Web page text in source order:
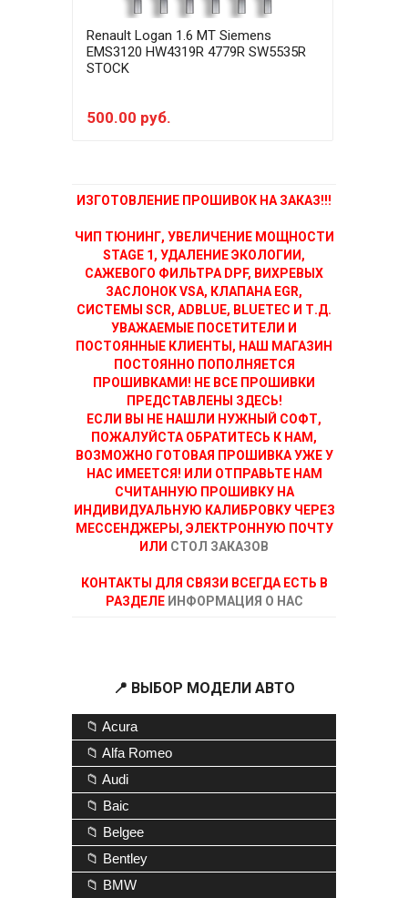
Renault Logan 1.6 MT Siemens
EMS3120 HW4319R 4779R SW5535R
STOCK
500.00 руб.
ИЗГОТОВЛЕНИЕ ПРОШИВОК НА ЗАКАЗ!!!
ЧИП ТЮНИНГ, УВЕЛИЧЕНИЕ МОЩНОСТИ
STAGE 1, УДАЛЕНИЕ ЭКОЛОГИИ,
САЖЕВОГО ФИЛЬТРА DPF, ВИХРЕВЫХ
ЗАСЛОНОК VSA, КЛАПАНА EGR,
СИСТЕМЫ SCR, ADBLUE, BLUETEC И Т.Д.
УВАЖАЕМЫЕ ПОСЕТИТЕЛИ И
ПОСТОЯННЫЕ КЛИЕНТЫ, НАШ МАГАЗИН
ПОСТОЯННО ПОПОЛНЯЕТСЯ
ПРОШИВКАМИ! НЕ ВСЕ ПРОШИВКИ
ПРЕДСТАВЛЕНЫ ЗДЕСЬ!
ЕСЛИ ВЫ НЕ НАШЛИ НУЖНЫЙ СОФТ,
ПОЖАЛУЙСТА ОБРАТИТЕСЬ К НАМ,
ВОЗМОЖНО ГОТОВАЯ ПРОШИВКА УЖЕ У
НАС ИМЕЕТСЯ! ИЛИ ОТПРАВЬТЕ НАМ
СЧИТАННУЮ ПРОШИВКУ НА
ИНДИВИДУАЛЬНУЮ КАЛИБРОВКУ ЧЕРЕЗ
МЕССЕНДЖЕРЫ, ЭЛЕКТРОННУЮ ПОЧТУ
ИЛИ СТОЛ ЗАКАЗОВ
КОНТАКТЫ ДЛЯ СВЯЗИ ВСЕГДА ЕСТЬ В
РАЗДЕЛЕ ИНФОРМАЦИЯ О НАС
📍 ВЫБОР МОДЕЛИ АВТО
📁 Acura
📁 Alfa Romeo
📁 Audi
📁 Baic
📁 Belgee
📁 Bentley
📁 BMW